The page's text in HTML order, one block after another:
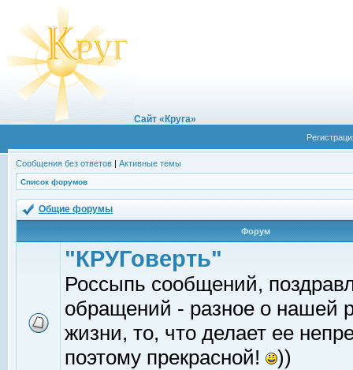
Сайт «Круга»
Сообщения без ответов | Активные темы
Список форумов
Общие форумы
Форум
"КРУГоверть"
Россыпь сообщений,
обращений - разное о нашей
жизни, то, что делает ее
поэтому прекрасной!
))